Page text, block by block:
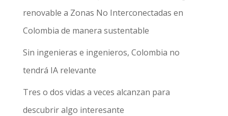
renovable a Zonas No Interconectadas en
Colombia de manera sustentable
Sin ingenieras e ingenieros, Colombia no
tendrá IA relevante
Tres o dos vidas a veces alcanzan para
descubrir algo interesante